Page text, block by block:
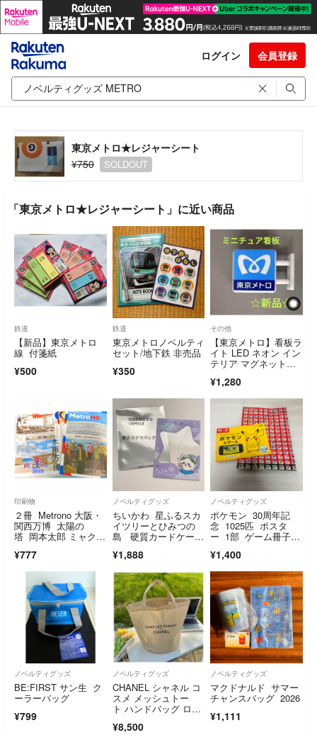
ログイン 会員登録
東京メトロ★レジャーシート
¥750
SOLDOUT
「東京メトロ★レジャーシート」に近い商品
鉄道
【新品】東京メトロ
線 付箋紙
¥500
鉄道
東京メトロノベルティ
セット/地下鉄 非売品
¥350
その他
【東京メトロ】看板ラ
イト LED ネオン イン
テリア マグネット付
¥1,280
印刷物
２冊 Metrono 大阪・
関西万博 太陽の
塔 岡本太郎 ミャクミ
¥777
ノベルティグッズ
ちいかわ 星ふるスカ
イツリーとひみつの
島 硬質カードケー
¥1,888
ノベルティグッズ
ポケモン 30周年記
念 1025匹 ポスタ
ー 1部 ゲーム冊子付
¥1,400
ノベルティグッズ
BE:FIRST サン生 ク
ーラーバッグ
¥799
ノベルティグッズ
CHANEL シャネル コ
スメ メッシュトー
ト ハンドバッグ ロ
¥8,500
ノベルティグッズ
マクドナルド サマー
チャンスバッグ 2026
¥1,111